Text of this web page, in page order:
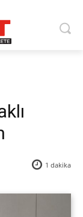
1 dakika